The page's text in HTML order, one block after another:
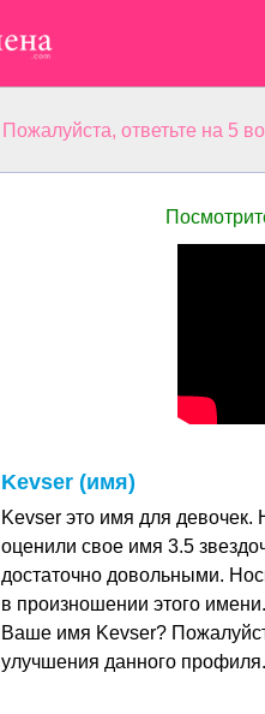
Пожалуйста, ответьте на 5
Kevser (имя)
Kevser это имя для
оценили свое имя 3.5
достаточно довольными.
в произношении этого
Ваше имя Kevser?
улучшения данного профиля.